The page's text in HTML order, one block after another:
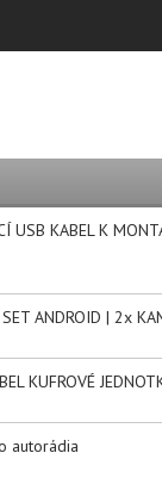
USB KABEL K
ANDROID | 2x
KUFROVÉ
autorádia